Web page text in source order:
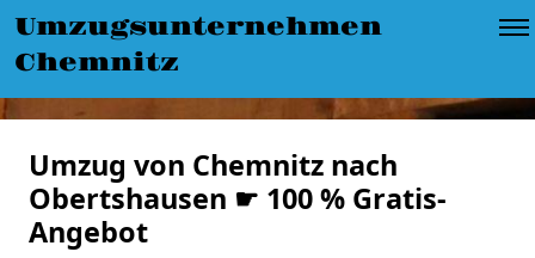
Umzugsunternehmen
Chemnitz
Umzug von Chemnitz nach
Obertshausen ☛ 100 % Gratis-
Angebot